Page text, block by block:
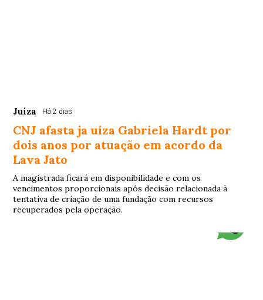
Juíza Há 2 dias
CNJ afasta ja uíza Gabriela Hardt por
dois anos por atuação em acordo da
Lava Jato
A magistrada ficará em disponibilidade e com os
vencimentos proporcionais após decisão relacionada à
tentativa de criação de uma fundação com recursos
recuperados pela operação.